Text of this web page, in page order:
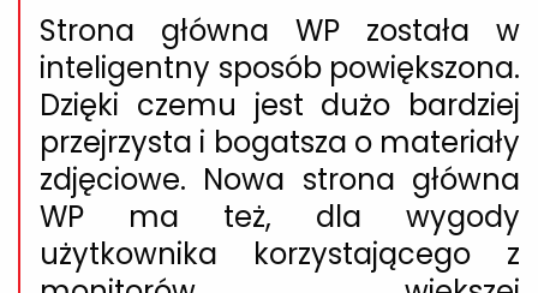
Strona główna WP została w
inteligentny sposób powiększona.
Dzięki czemu jest dużo bardziej
przejrzysta i bogatsza o materiały
zdjęciowe. Nowa strona główna
WP ma też, dla wygody
użytkownika korzystającego z